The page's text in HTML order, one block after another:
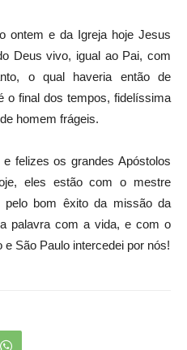
ontem e da Igreja hoje Jesus
Deus vivo, igual ao Pai, com
o qual haveria então de
o final dos tempos, fidelíssima
homem frágeis.
felizes os grandes Apóstolos
eles estão com o mestre
pelo bom êxito da missão da
palavra com a vida, e com o
São Paulo intercedei por nós!